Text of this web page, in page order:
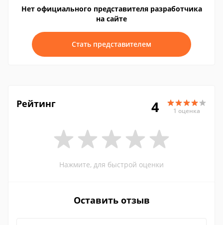
Нет официального представителя разработчика
на сайте
Стать представителем
Рейтинг 4 1 оценка
Нажмите, для быстрой оценки
Оставить отзыв